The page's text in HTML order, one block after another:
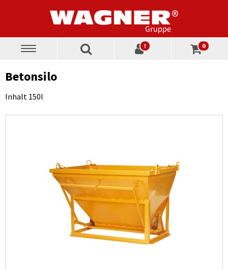
Toggle
! 0
Betonsilo
Inhalt 150l